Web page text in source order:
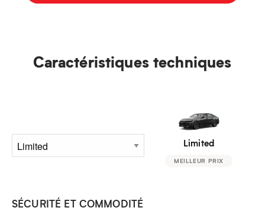
Caractéristiques techniques
Limited
MEILLEUR PRIX
SÉCURITÉ ET COMMODITÉ